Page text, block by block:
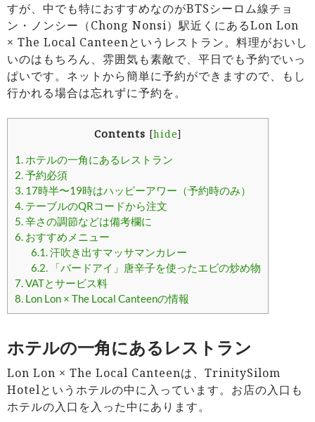
すが、中でも特におすすめなのがBTSシーロム線チョ
ン・ノンシー（Chong Nonsi）駅近くにあるLon Lon
× The Local Canteenというレストラン。料理がおいし
いのはもちろん、雰囲気も素敵で、平日でも予約でいっ
ぱいです。ネットから簡単に予約ができますので、もし
行かれる場合は忘れずに予約を。
Contents [hide]
1. ホテルの一角にあるレストラン
2.予約必須
3. 17時半〜19時はハッピーアワー（予約時のみ）
4. テーブルのQRコードから注文
5.辛さの調節などは備考欄に
6. おすすめメニュー
6.1.汗吹き出すマッサマンカレー
6.2.「バードアイ」唐辛子を使ったエビの炒め物
7.VATとサービス料
8. Lon Lon × The Local Canteenの情報
ホテルの一角にあるレストラン
Lon Lon × The Local Canteenは、TrinitySilom
Hotelというホテルの中に入っています。お店の入口も
ホテルの入口を入った中にあります。